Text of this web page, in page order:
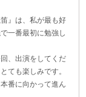
』は、私が最も好
一番最初に勉強し
、出演をしてくだ
ても楽しみです。
番に向かって進ん